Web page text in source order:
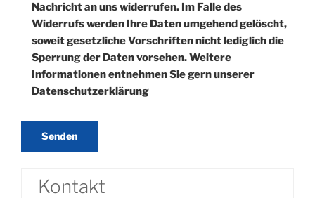
Nachricht an uns widerrufen. Im Falle des
Widerrufs werden Ihre Daten umgehend gelöscht,
soweit gesetzliche Vorschriften nicht lediglich die
Sperrung der Daten vorsehen. Weitere
Informationen entnehmen Sie gern unserer
Datenschutzerklärung
Kontakt